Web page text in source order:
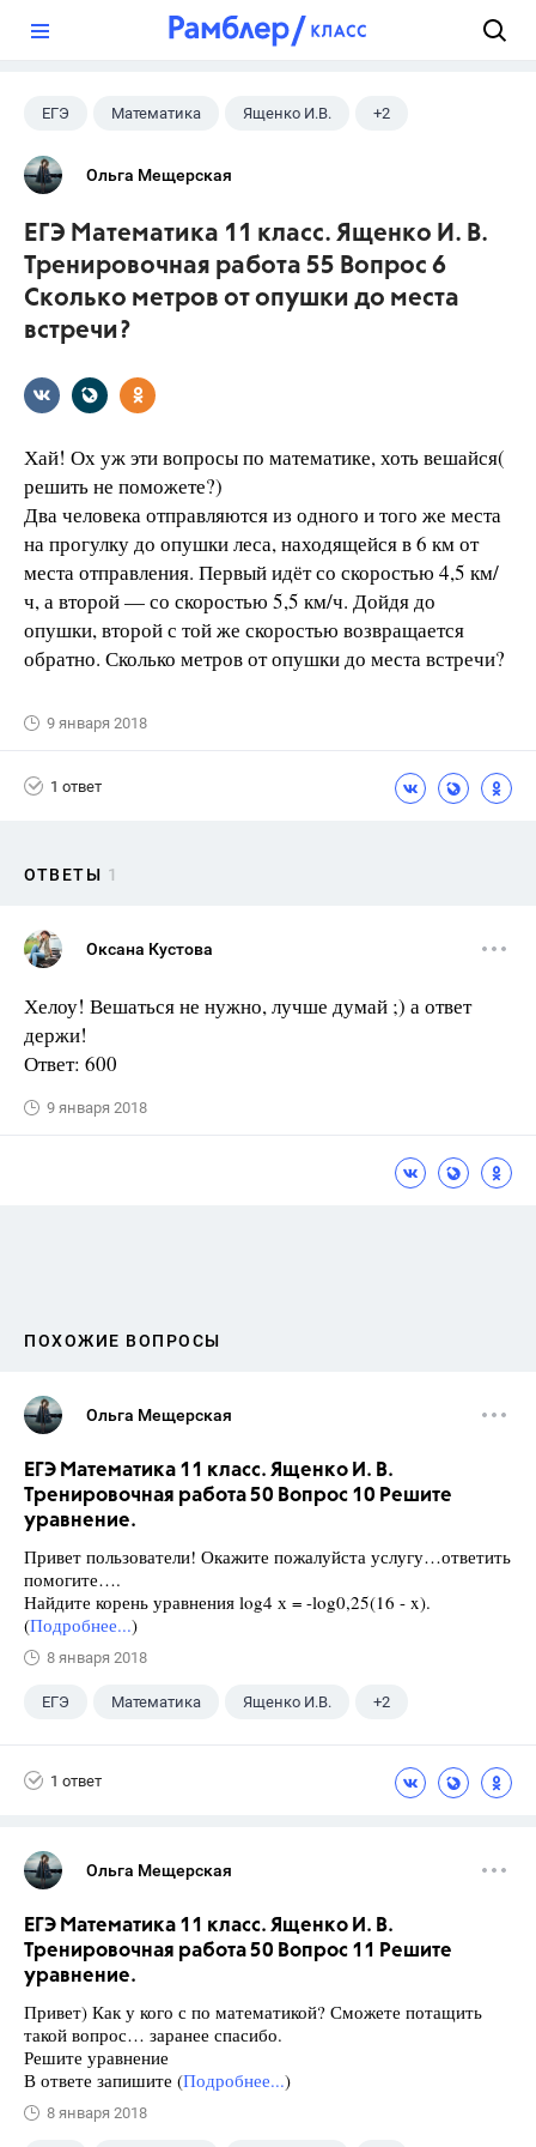
ЕГЭ Математика Ященко И.В. +2
Семенов А.В.
Ольга Мещерская
ЕГЭ Математика 11 класс. Ященко И. В.
Тренировочная работа 55 Вопрос 6
Сколько метров от опушки до места
встречи?
Хай! Ох уж эти вопросы по математике, хоть вешайся(
решить не поможете?)
Два человека отправляются из одного и того же места
на прогулку до опушки леса, находящейся в 6 км от
места отправления. Первый идёт со скоростью 4,5 км/
ч, а второй — со скоростью 5,5 км/ч. Дойдя до
опушки, второй с той же скоростью возвращается
обратно. Сколько метров от опушки до места встречи?
9 января 2018
1 ответ
ОТВЕТЫ 1
Оксана Кустова
Хелоу! Вешаться не нужно, лучше думай ;) а ответ
держи!
Ответ: 600
9 января 2018
ПОХОЖИЕ ВОПРОСЫ
Ольга Мещерская
ЕГЭ Математика 11 класс. Ященко И. В.
Тренировочная работа 50 Вопрос 10 Решите
уравнение.
Привет пользователи! Окажите пожалуйста услугу…ответить
помогите….
Найдите корень уравнения log4 х = -log0,25(16 - x).
(Подробнее...)
8 января 2018
ЕГЭ Математика Ященко И.В. +2
1 ответ
Ольга Мещерская
ЕГЭ Математика 11 класс. Ященко И. В.
Тренировочная работа 50 Вопрос 11 Решите
уравнение.
Привет) Как у кого с по математикой? Сможете потащить
такой вопрос… заранее спасибо.
Решите уравнение
В ответе запишите (Подробнее...)
8 января 2018